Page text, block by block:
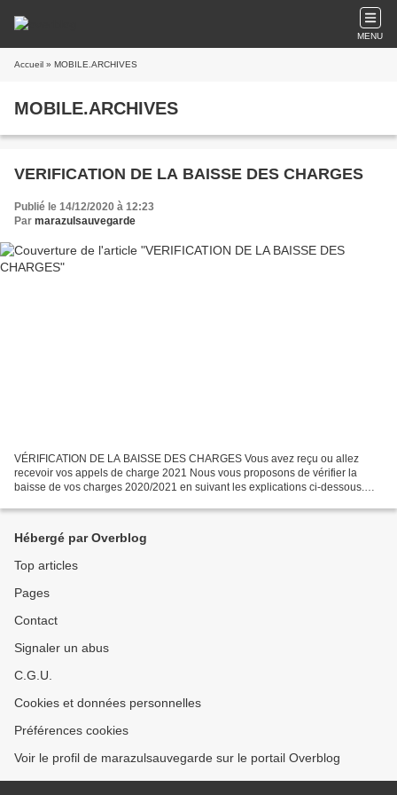
MENU
Accueil » MOBILE.ARCHIVES
MOBILE.ARCHIVES
VERIFICATION DE LA BAISSE DES CHARGES
Publié le 14/12/2020 à 12:23
Par marazulsauvegarde
VÉRIFICATION DE LA BAISSE DES CHARGES Vous avez reçu ou allez
recevoir vos appels de charge 2021 Nous vous proposons de vérifier la
baisse de vos charges 2020/2021 en suivant les explications ci-dessous.
Hébergé par Overblog
Top articles
Pages
Contact
Signaler un abus
C.G.U.
Cookies et données personnelles
Préférences cookies
Voir le profil de marazulsauvegarde sur le portail Overblog